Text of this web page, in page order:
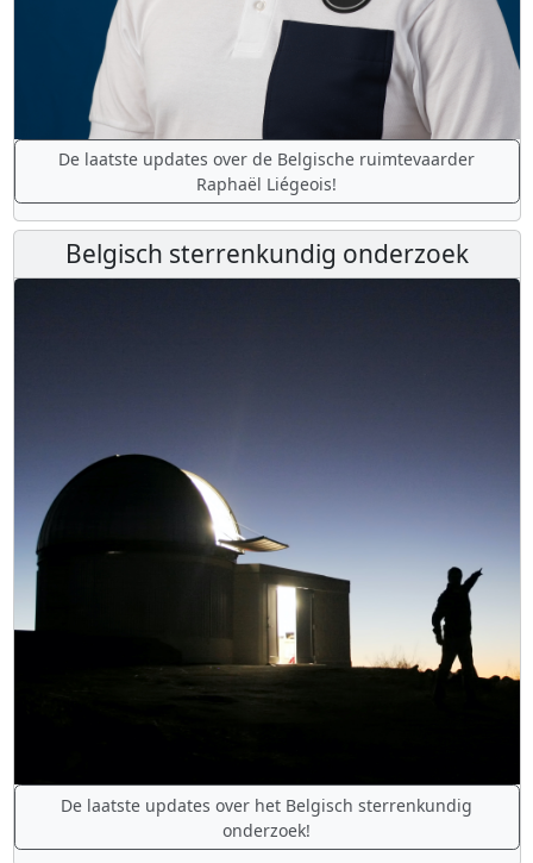
De laatste updates over de Belgische ruimtevaarder
Raphaël Liégeois!
Belgisch sterrenkundig onderzoek
De laatste updates over het Belgisch sterrenkundig
onderzoek!